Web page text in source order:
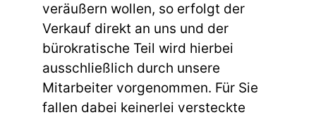
veräußern wollen, so erfolgt der
Verkauf direkt an uns und der
bürokratische Teil wird hierbei
ausschließlich durch unsere
Mitarbeiter vorgenommen. Für Sie
fallen dabei keinerlei versteckte